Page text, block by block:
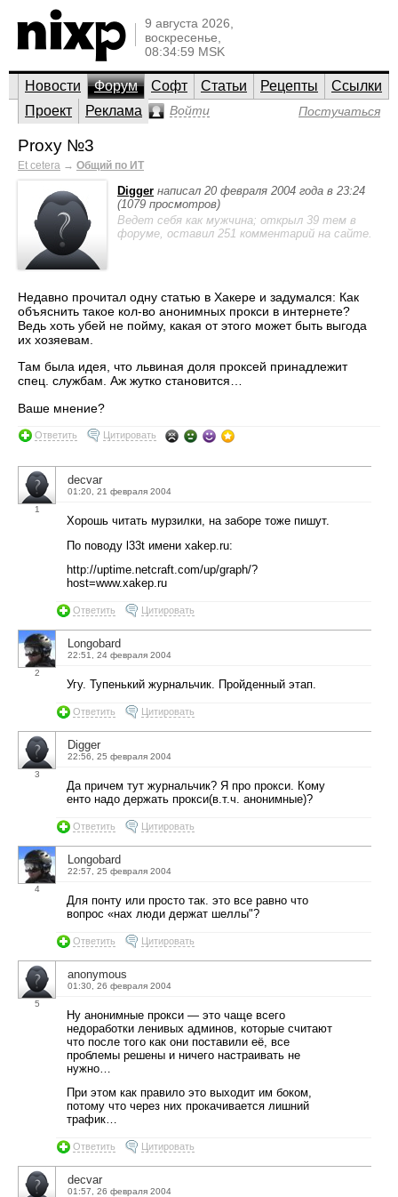
9 августа 2026,
воскресенье,
08:34:59 MSK
Новости Форум Софт Статьи Рецепты
Ссылки
Проект
Реклама Войти Постучаться
Proxy №3
Et cetera → Общий по ИТ
Digger написал 20 февраля 2004 года в 23:24
(1079 просмотров)
Ведет себя как мужчина; открыл 39 тем в
форуме, оставил 251 комментарий на сайте.
Недавно прочитал одну статью в Хакере и задумался: Как
объяснить такое кол-во анонимных прокси в интернете?
Ведь хоть убей не пойму, какая от этого может быть выгода
их хозяевам.
Там была идея, что львиная доля проксей принадлежит
спец. службам. Аж жутко становится…
Ваше мнение?
Ответить Цитировать
1
decvar
01:20, 21 февраля 2004
Хорошь читать мурзилки, на заборе тоже пишут.
По поводу l33t имени xakep.ru:
http://uptime.netcraft.com/up/graph/?
host=www.xakep.ru
Ответить Цитировать
2
Longobard
22:51, 24 февраля 2004
Угу. Тупенький журнальчик. Пройденный этап.
Ответить Цитировать
3
Digger
22:56, 25 февраля 2004
Да причем тут журнальчик? Я про прокси. Кому
енто надо держать прокси(в.т.ч. анонимные)?
Ответить Цитировать
4
Longobard
22:57, 25 февраля 2004
Для понту или просто так. это все равно что
вопрос «нах люди держат шеллы"?
Ответить Цитировать
5
anonymous
01:30, 26 февраля 2004
Ну анонимные прокси — это чаще всего
недоработки ленивых админов, которые считают
что после того как они поставили её, все
проблемы решены и ничего настраивать не
нужно…
При этом как правило это выходит им боком,
потому что через них прокачивается лишний
трафик…
Ответить Цитировать
decvar
01:57, 26 февраля 2004